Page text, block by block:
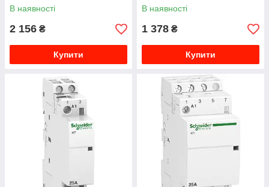
В наявності
2 156 ₴
Купити
В наявності
1 378 ₴
Купити